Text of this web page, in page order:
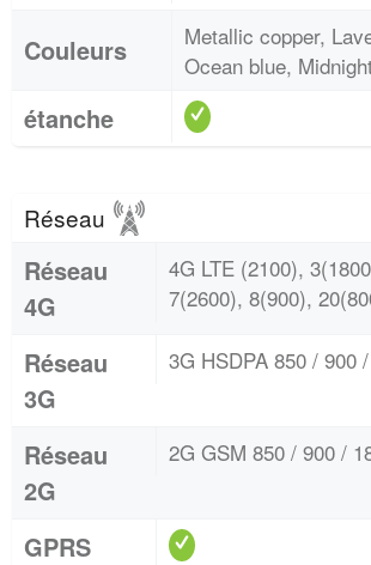
Couleurs
Metallic copper,
Ocean blue,
étanche
Réseau
Réseau
4G
4G LTE (2100),
7(2600), 8(900),
Réseau
3G
3G HSDPA 850 / 900
Réseau
2G
2G GSM 850 / 900 /
GPRS